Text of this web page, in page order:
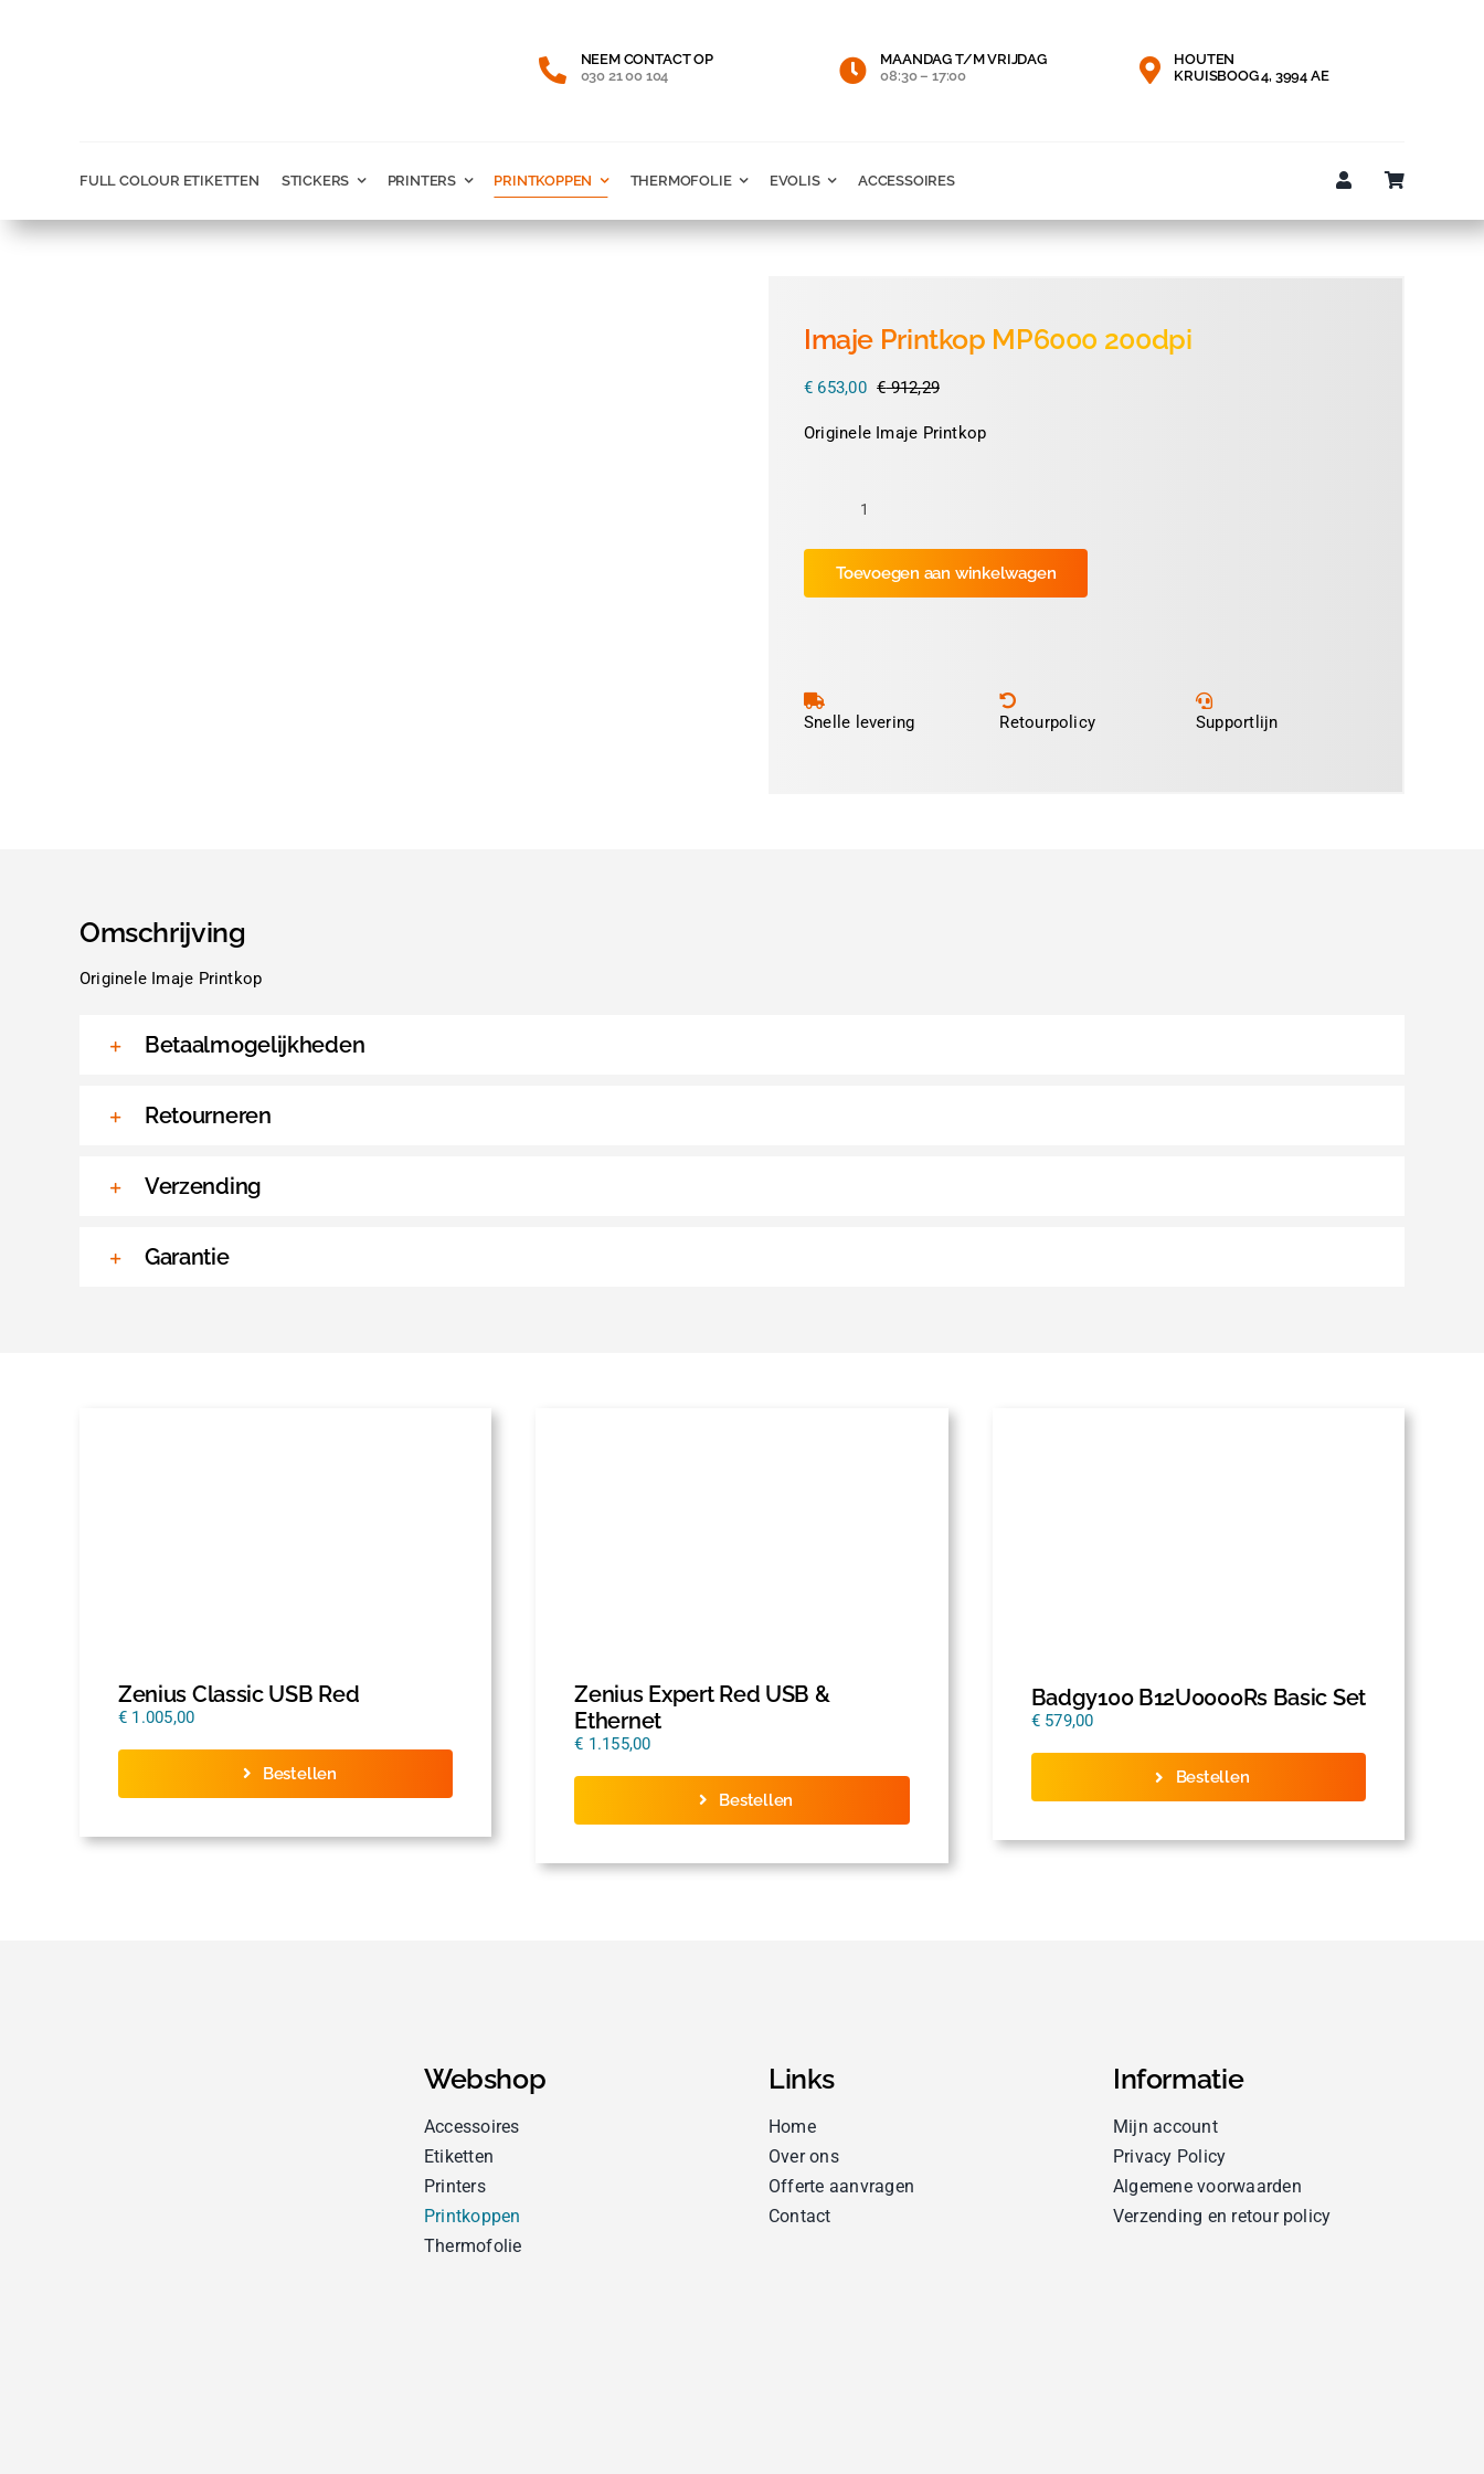
NEEM CONTACT OP
030 21 00 104
MAANDAG T/M VRIJDAG
08:30 – 17:00
HOUTEN
KRUISBOOG 4, 3994 AE
FULL COLOUR ETIKETTEN STICKERS PRINTERS PRINTKOPPEN THERMOFOLIE EVOLIS ACCESSOIRES
Imaje Printkop MP6000 200dpi
€912,29Oorspronkelijke
was:
€ 653,00
Huidige
is:
Originele Imaje Printkop
Imaje
Printkop
MP6000
200dpi
Toevoegen aan winkelwagen
Snelle levering Retourpolicy Supportlijn
Omschrijving
Originele Imaje Printkop
Betaalmogelijkheden
Retourneren
Verzending
Garantie
Zenius Classic USB Red
€ 1.005,00
Bestellen
Zenius Expert Red USB &
Ethernet
€ 1.155,00
Bestellen
Badgy100 B12U0000Rs Basic Set
€579,00
Bestellen
Webshop
Accessoires
Etiketten
Printers
Printkoppen
Thermofolie
Links
Home
Over ons
Offerte aanvragen
Contact
Informatie
Mijn account
Privacy Policy
Algemene voorwaarden
Verzending en retour policy